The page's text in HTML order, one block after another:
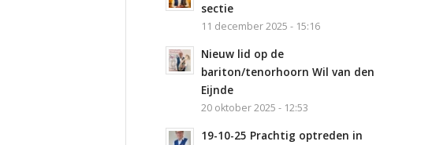
sectie
11 december 2025 - 15:16
Nieuw lid op de
bariton/tenorhoorn Wil van den
Eijnde
20 oktober 2025 - 12:53
19-10-25 Prachtig optreden in